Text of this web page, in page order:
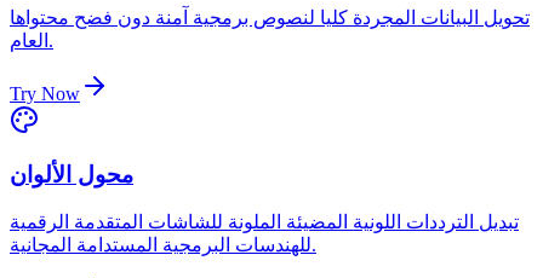
تحويل البيانات المجردة كليا لنصوص برمجية آمنة دون فضح محتواها
العام.
Try Now
محول الألوان
تبديل الترددات اللونية المضيئة الملونة للشاشات المتقدمة الرقمية
للهندسات البرمجية المستدامة المجانية.